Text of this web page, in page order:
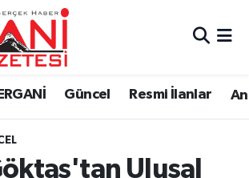
ERGANİ Güncel Resmi İlanlar
Ulusal
Eczaneler
Durumu
Yoğunluk Haritası